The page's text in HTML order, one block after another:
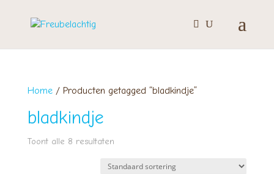
Home/ Producten getagged “bladkindje”
bladkindje
Toont alle 8 resultaten